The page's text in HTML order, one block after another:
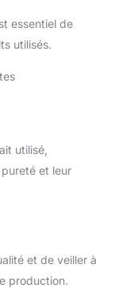
essentiel de
utilisés.
utilisé,
et leur
et de veiller à
production.